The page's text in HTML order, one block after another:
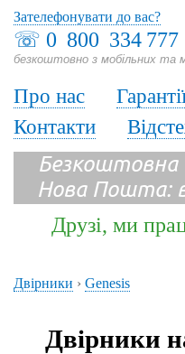
☏ 0 800 334 777
безкоштовно з мобільних та
Зателефонувати до вас?
Про нас
Контакти
Нова Пошта:
Друзі, ми
Двірники › Genesis
Двірники